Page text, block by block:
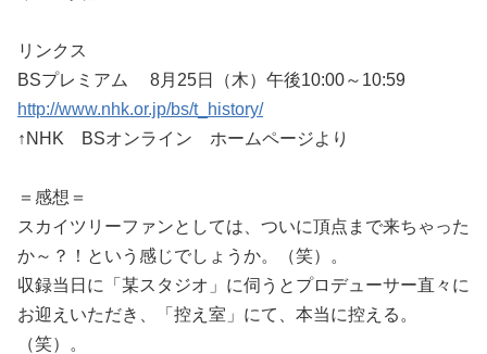
リンクス
BSプレミアム 8月25日（木）午後10:00～10:59
http://www.nhk.or.jp/bs/t_history/
↑NHK BSオンライン ホームページより
＝感想＝
スカイツリーファンとしては、ついに頂点まで来ちゃった
か～？！という感じでしょうか。（笑）。
収録当日に「某スタジオ」に伺うとプロデューサー直々に
お迎えいただき、「控え室」にて、本当に控える。
（笑）。